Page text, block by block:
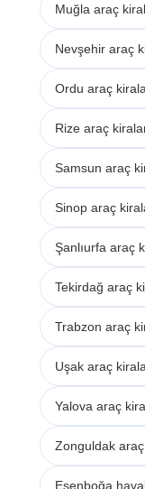
Muğla araç
Nevşehir araç
Ordu araç
Rize araç
Samsun araç
Sinop araç
Şanlıurfa araç
Tekirdağ araç
Trabzon araç
Uşak araç
Yalova araç
Zonguldak
Esenboğa